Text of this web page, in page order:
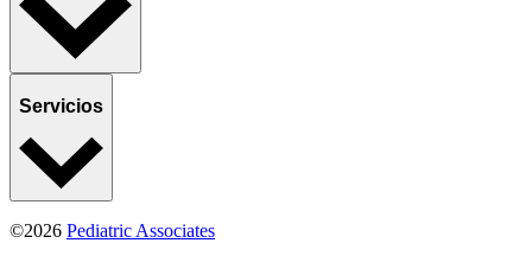
Servicios
©2026 Pediatric Associates